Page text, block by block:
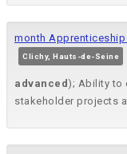
month Apprenticeship
Clichy, Hauts-de-Seine
advanced ); Ability to
stakeholder projects